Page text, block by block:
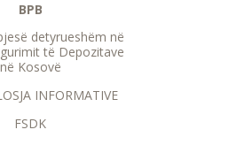
BPB
detyrueshëm në
të Depozitave
në Kosovë
INFORMATIVE
FSDK